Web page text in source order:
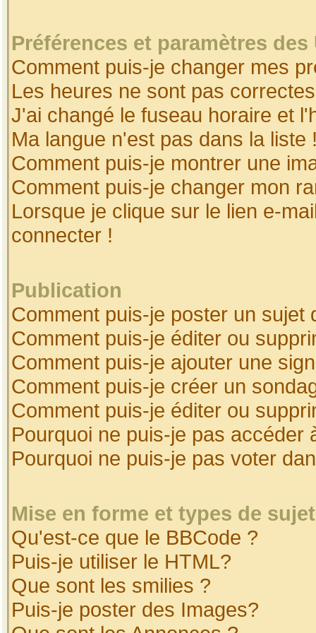
Préférences et paramètres
Comment puis-je changer mes
Les heures ne sont pas
J'ai changé le fuseau horaire et
Ma langue n'est pas dans la liste
Comment puis-je montrer une
Comment puis-je changer mon
Lorsque je clique sur le lien e-
connecter !
Publication
Comment puis-je poster un sujet
Comment puis-je éditer ou
Comment puis-je ajouter une
Comment puis-je créer un
Comment puis-je éditer ou
Pourquoi ne puis-je pas accéder
Pourquoi ne puis-je pas voter
Mise en forme et types de
Qu'est-ce que le BBCode ?
Puis-je utiliser le HTML?
Que sont les smilies ?
Puis-je poster des Images?